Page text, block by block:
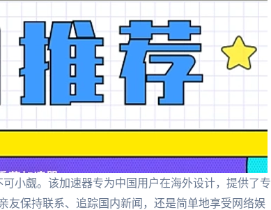
小觑。该加速器专为中国用户在海外设计，提供了专
友保持联系、追踪国内新闻，还是简单地享受网络娱